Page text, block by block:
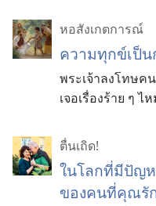
หอสังเกตการณ์
ความทุกข์เป็น
พระเจ้าลงโทษค
เจอเรื่องร้าย ๆ ไ
ตื่นเถิด!
ในโลกที่มีปัญ
ของคนที่คุณรั